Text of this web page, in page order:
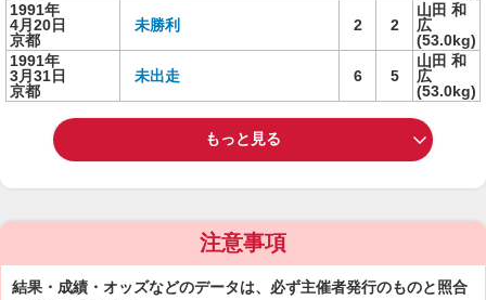
1991年
4月20日
京都
未勝利 2 2
山田 和
広
(53.0kg)
1991年
3月31日
京都
未出走 6 5
山田 和
広
(53.0kg)
もっと見る
注意事項
結果・成績・オッズなどのデータは、必ず主催者発行のものと照合